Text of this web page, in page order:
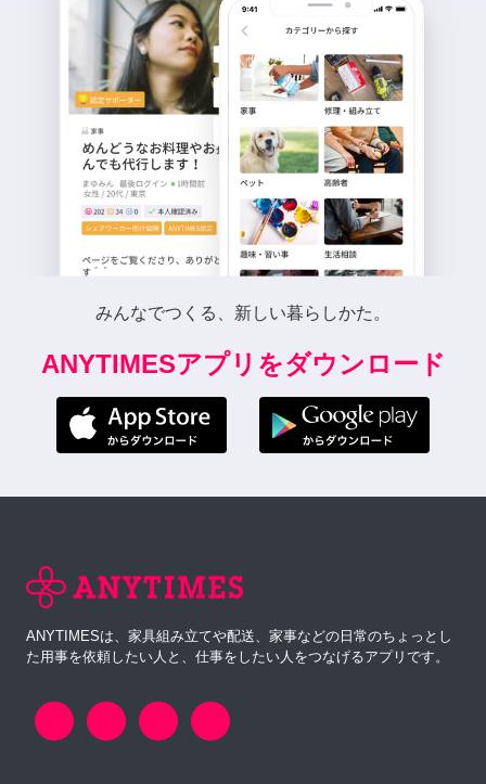
みんなでつくる、新しい暮らしかた。
ANYTIMESアプリをダウンロード
ANYTIMESは、家具組み立てや配送、家事などの日常のちょっとし
た用事を依頼したい人と、仕事をしたい人をつなげるアプリです。